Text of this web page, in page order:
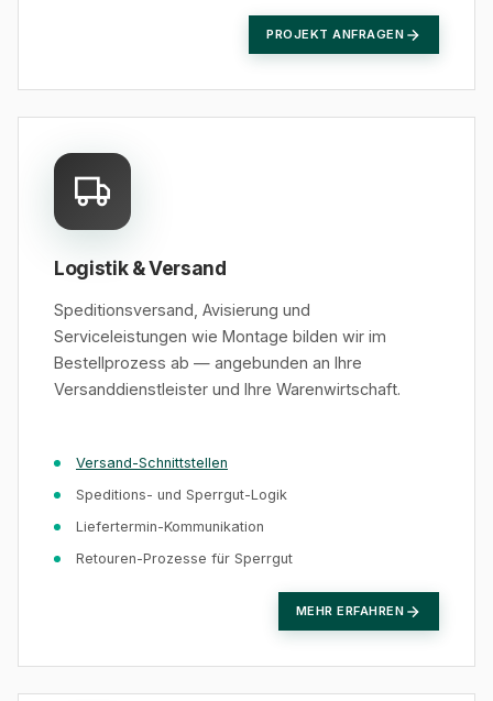
PROJEKT ANFRAGEN
Logistik & Versand
Speditionsversand, Avisierung und
Serviceleistungen wie Montage bilden wir im
Bestellprozess ab — angebunden an Ihre
Versanddienstleister und Ihre Warenwirtschaft.
Versand-Schnittstellen
Speditions- und Sperrgut-Logik
Liefertermin-Kommunikation
Retouren-Prozesse für Sperrgut
MEHR ERFAHREN